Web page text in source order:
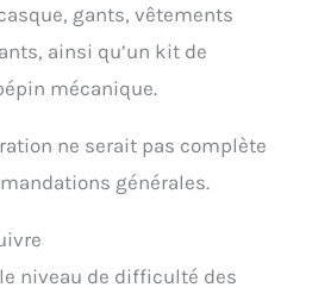
gants, vêtements
ainsi qu’un kit de
mécanique.
ne serait pas complète
générales.
niveau de difficulté des